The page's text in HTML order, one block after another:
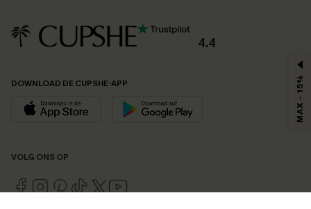
4.4
DOWNLOAD DE CUPSHE-APP
VOLG ONS OP
MAX - 15%